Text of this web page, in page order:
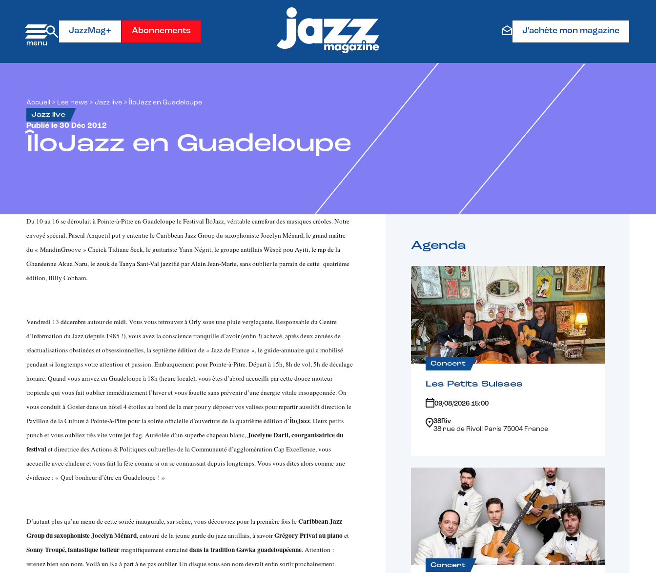
JazzMag+ Abonnements J'achète mon magazine
Accueil > Les news > Jazz live > ÎloJazz en Guadeloupe
Jazz live
Publié le 30 Déc 2012
ÎloJazz en Guadeloupe
Du 10 au 16 se déroulait à Pointe-à-Pitre en Guadeloupe le Festival ÎloJazz, véritable carrefour des musiques créoles. Notre
envoyé spécial, Pascal Anquetil put y ententrele Caribbean Jazz Group du saxophoniste Jocelyn Ménard,le grand maître
du « MandinGroove » Cheick Tidiane Seck, le guitaristeYann Négrit,le groupe antillaisWèspè pou Ayiti, le rap de la
Ghanéenne Akua Naru, le zouk deTanya Sant-Val jazzifié par Alain Jean-Marie, sans oublier le parrain de cette quatrième
édition, Billy Cobham.
Vendredi 13 décembre autour de midi. Vous vous retrouvez à Orly sous une pluie verglaçante. Responsable du Centre
d’Information du Jazz (depuis 1985 !), vous avez la conscience tranquille d’avoir (enfin !) achevé, après deux années de
réactualisations obstinées et obsessionnelles, la septième édition de « Jazz de France », le guide-annuaire qui a mobilisé
pendant si longtemps votre attention et passion. Embarquement pour Pointe-à-Pitre. Départ à 15h, 8h de vol, 5h de décalage
horaire. Quand vous arrivez en Guadeloupe à 18h (heure locale), vous êtes d’abord accueilli par cette douce moiteur
tropicale qui vous fait oublier immédiatement l’hiver et vous fouette sans prévenir d’une énergie vitale insoupçonnée. On
vous conduit à Gosier dans un hôtel 4 étoiles au bord de la mer pour y déposer vos valises pour repartir aussitôt direction le
Pavillon de la Culture à Pointe-à-Pitre pour la soirée officielle d’ouverture de la quatrième édition d’ÎloJazz. Deux petits
punch et vous oubliez très vite votre jet flag. Auréolée d’un superbe chapeau blanc,Jocelyne Daril, coorganisatrice du
festivaletdirectrice des Actions & Politiques culturelles de la Communauté d’agglomération Cap Excellence, vous
accueille avec chaleur et vous fait la fête comme si on se connaissait depuis longtemps. Vous vous dites alors comme une
évidence : « Quel bonheur d’être en Guadeloupe ! »
D’autant plus qu’au menu de cette soirée inaugurale, sur scène, vous découvrez pour la première fois leCaribbean Jazz
Groupdu saxophoniste Jocelyn Ménard, entouré de la jeune garde du jazz antillais, à savoirGrégory Privat au pianoet
Sonny Troupé, fantastique batteurmagnifiquement enracinédans la tradition Gawka guadeloupéenne. Attention :
retenez bien son nom. Voilà un Ka à part à ne pas oublier. Un disque sous son nom devrait enfin sortir prochainement.
Agenda
Concert
Les Petits Suisses
09/08/2026 15:00
38Riv
38 rue de Rivoli Paris 75004 France
Concert